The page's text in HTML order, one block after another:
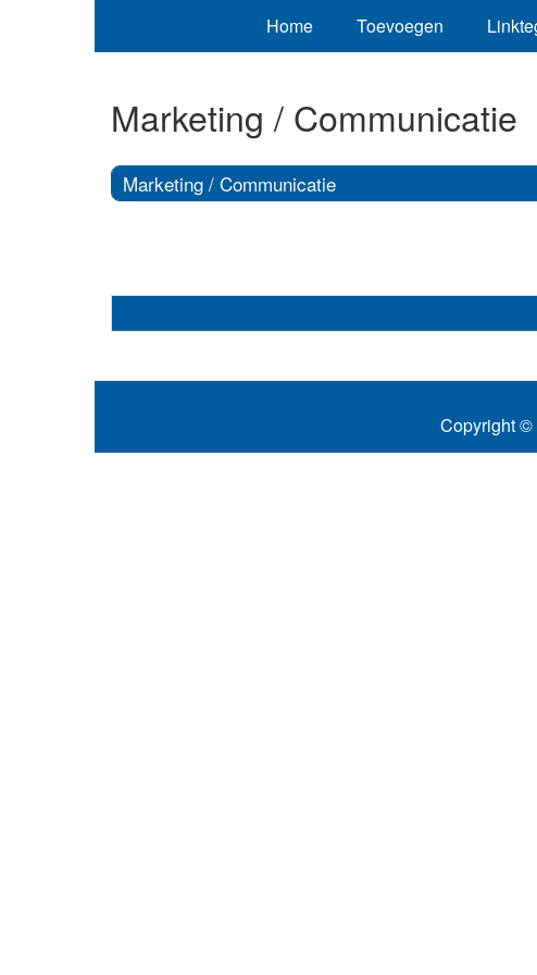
Home Toevoegen
Marketing / Communicatie
Marketing / Communicatie
Copyright ©